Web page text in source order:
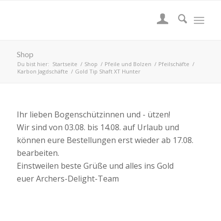
Shop
Du bist hier: Startseite / Shop / Pfeile und Bolzen / Pfeilschäfte /
Karbon Jagdschäfte / Gold Tip Shaft XT Hunter
Ihr lieben Bogenschützinnen und - ützen!
Wir sind von 03.08. bis 14.08. auf Urlaub und
können eure Bestellungen erst wieder ab 17.08.
bearbeiten.
Einstweilen beste Grüße und alles ins Gold
euer Archers-Delight-Team